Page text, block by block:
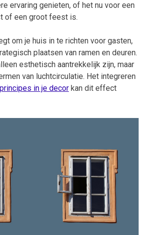
ervaring genieten, of het nu voor een
of een groot feest is.
om je huis in te richten voor gasten,
plaatsen van ramen en deuren.
esthetisch aantrekkelijk zijn, maar
van luchtcirculatie. Het integreren
in je decor kan dit effect